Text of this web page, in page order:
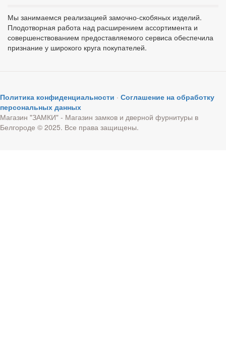
Мы занимаемся реализацией замочно-скобяных изделий.
Плодотворная работа над расширением ассортимента и
совершенствованием предоставляемого сервиса обеспечила
признание у широкого круга покупателей.
Политика конфиденциальности · Соглашение на обработку
персональных данных
Магазин "ЗАМКИ" - Магазин замков и дверной фурнитуры в
Белгороде © 2025. Все права защищены.